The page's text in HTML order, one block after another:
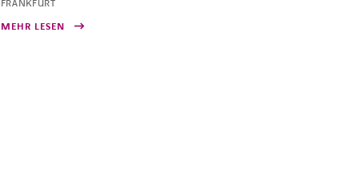
FRANKFURT
MEHR LESEN